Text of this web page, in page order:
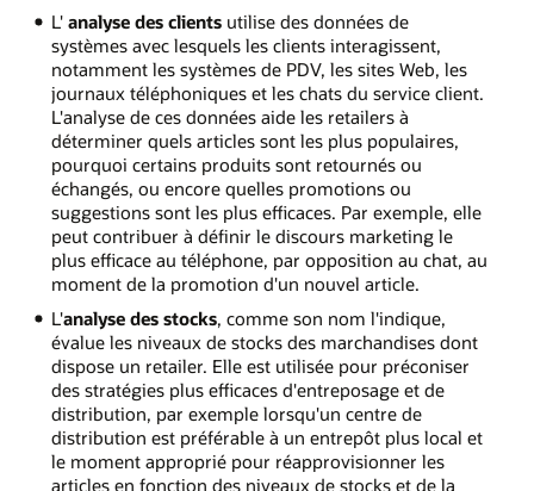
L' analyse des clientsutilise des données de
systèmes avec lesquels les clients interagissent,
notamment les systèmes de PDV, les sites Web, les
journaux téléphoniques et les chats du service client.
L'analyse de ces données aide les retailers à
déterminer quels articles sont les plus populaires,
pourquoi certains produits sont retournés ou
échangés, ou encore quelles promotions ou
suggestions sont les plus efficaces. Par exemple, elle
peut contribuer à définir le discours marketing le
plus efficace au téléphone, par opposition au chat, au
moment de la promotion d'un nouvel article.
L'analyse des stocks, comme son nom l'indique,
évalue les niveaux de stocks des marchandises dont
dispose un retailer. Elle est utilisée pour préconiser
des stratégies plus efficaces d'entreposage et de
distribution, par exemple lorsqu'un centre de
distribution est préférable à un entrepôt plus local et
le moment approprié pour réapprovisionner les
articles en fonction des niveaux de stocks et de la